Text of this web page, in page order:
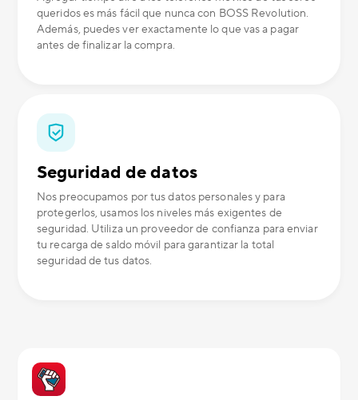
queridos es más fácil que nunca con BOSS Revolution.
Además, puedes ver exactamente lo que vas a pagar
antes de finalizar la compra.
Seguridad de datos
Nos preocupamos por tus datos personales y para
protegerlos, usamos los niveles más exigentes de
seguridad. Utiliza un proveedor de confianza para enviar
tu recarga de saldo móvil para garantizar la total
seguridad de tus datos.